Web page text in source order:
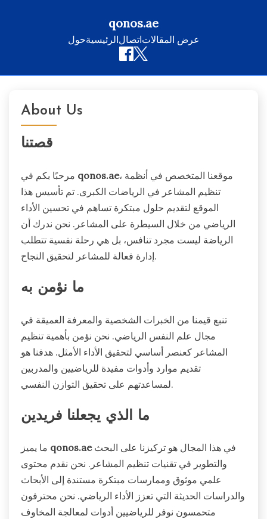
qonos.ae
حولالرئيسيةاتصالعرض المقالات
contentAbout Us
قصتنا
qonos.ae، موقعنا المتخصص في أنظمة
تنظيم المشاعر في الرياضات الكبرى. تم تأسيس هذا
الموقع لتقديم حلول مبتكرة تساهم في تحسين الأداء
الرياضي من خلال السيطرة على المشاعر. نحن ندرك أن
الرياضة ليست مجرد تنافس، بل هي رحلة نفسية تتطلب
إدارة فعالة للمشاعر لتحقيق النجاح.
ما نؤمن به
تنبع قيمنا من الخبرات الشخصية والمعرفة العميقة في
مجال علم النفس الرياضي. نحن نؤمن بأهمية تنظيم
المشاعر كعنصر أساسي لتحقيق الأداء الأمثل. هدفنا هو
تقديم موارد وأدوات مفيدة للرياضيين والمدربين
لمساعدتهم على تحقيق التوازن النفسي.
ما الذي يجعلنا فريدين
qonos.aeفي هذا المجال هو تركيزنا على البحث
والتطوير في تقنيات تنظيم المشاعر. نحن نقدم محتوى
علمي موثوق وممارسات مبتكرة مستندة إلى الأبحاث
والدراسات الحديثة التي تعزز الأداء الرياضي. نحن محترفون
متحمسون نوفر للرياضيين أدوات لمعالجة المخاوف